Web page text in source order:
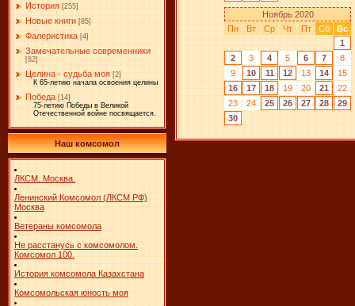
История [255]
Новые книги [85]
Фалеристика [4]
Замечательные современники
[82]
Целина - судьба моя [2]
К 65-летию начала освоения целины
Победа [14]
75-летию Победы в Великой
Отечественной войне посвящается.
Наш комсомол
ЛКСМ. Москва.
Ленинский Комсомол (ЛКСМ РФ)
Москва
Ветераны комсомола
Не расстанусь с комсомолом.
Комсомол 100.
История комсомола Казахстана
Комсомольская юность моя
Ноябрь 2020
Пн
Вт Ср Чт Пт Сб
Вс
1
2
3 4 5 6 7
8
9
10 11 12 13 14
15
16
17 18 19 20 21
22
23
24 25 26 27 28
29
30